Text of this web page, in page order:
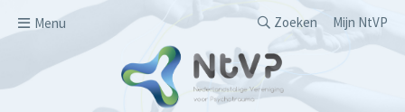
Menu
Secondary
Zoeken Mijn NtVP